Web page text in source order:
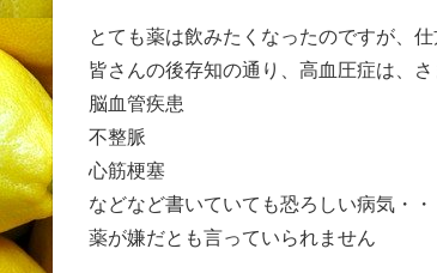
とても薬は飲みたくなったのですが、仕
皆さんの後存知の通り、高血圧症は、
脳血管疾患
不整脈
心筋梗塞
などなど書いていても恐ろしい病気・・
薬が嫌だとも言っていられません